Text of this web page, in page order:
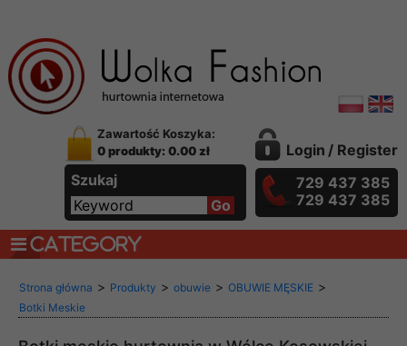
Zawartość Koszyka:
0 produkty: 0.00 zł
Szukaj
Login / Register
729 437 385
729 437 385
CATEGORY
Strona główna > Produkty > obuwie > OBUWIE MĘSKIE >
Botki Meskie